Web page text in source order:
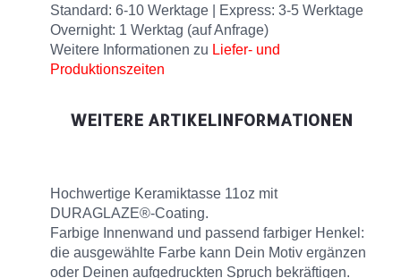
Standard: 6-10 Werktage | Express: 3-5 Werktage
Overnight: 1 Werktag (auf Anfrage)
Weitere Informationen zu Liefer- und
Produktionszeiten
WEITERE ARTIKELINFORMATIONEN
Hochwertige Keramiktasse 11oz mit
DURAGLAZE®-Coating.
Farbige Innenwand und passend farbiger Henkel:
die ausgewählte Farbe kann Dein Motiv ergänzen
oder Deinen aufgedruckten Spruch bekräftigen.